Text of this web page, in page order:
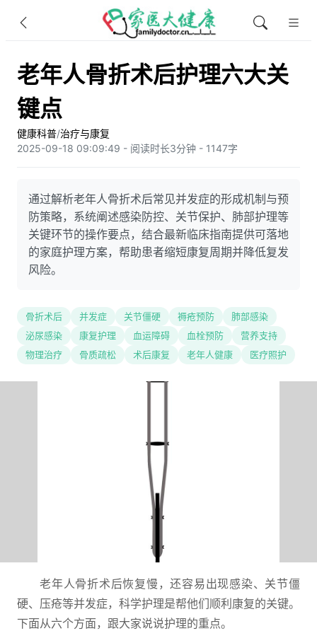
老年人骨折术后护理六大关
键点
健康科普/治疗与康复
2025-09-18 09:09:49 - 阅读时长3分钟 - 1147字
通过解析老年人骨折术后常见并发症的形成机制与预
防策略，系统阐述感染防控、关节保护、肺部护理等
关键环节的操作要点，结合最新临床指南提供可落地
的家庭护理方案，帮助患者缩短康复周期并降低复发
风险。
骨折术后 并发症 关节僵硬 褥疮预防
肺部感染
泌尿感染
康复护理 血运障碍 血栓预防
营养支持
物理治疗
骨质疏松 术后康复 老年人健康 医疗照护
老年人骨折术后恢复慢，还容易出现感染、关节僵
硬、压疮等并发症，科学护理是帮他们顺利康复的关键。
下面从六个方面，跟大家说说护理的重点。